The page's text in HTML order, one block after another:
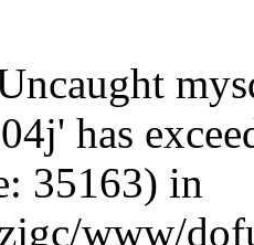
has
35163) in
www/